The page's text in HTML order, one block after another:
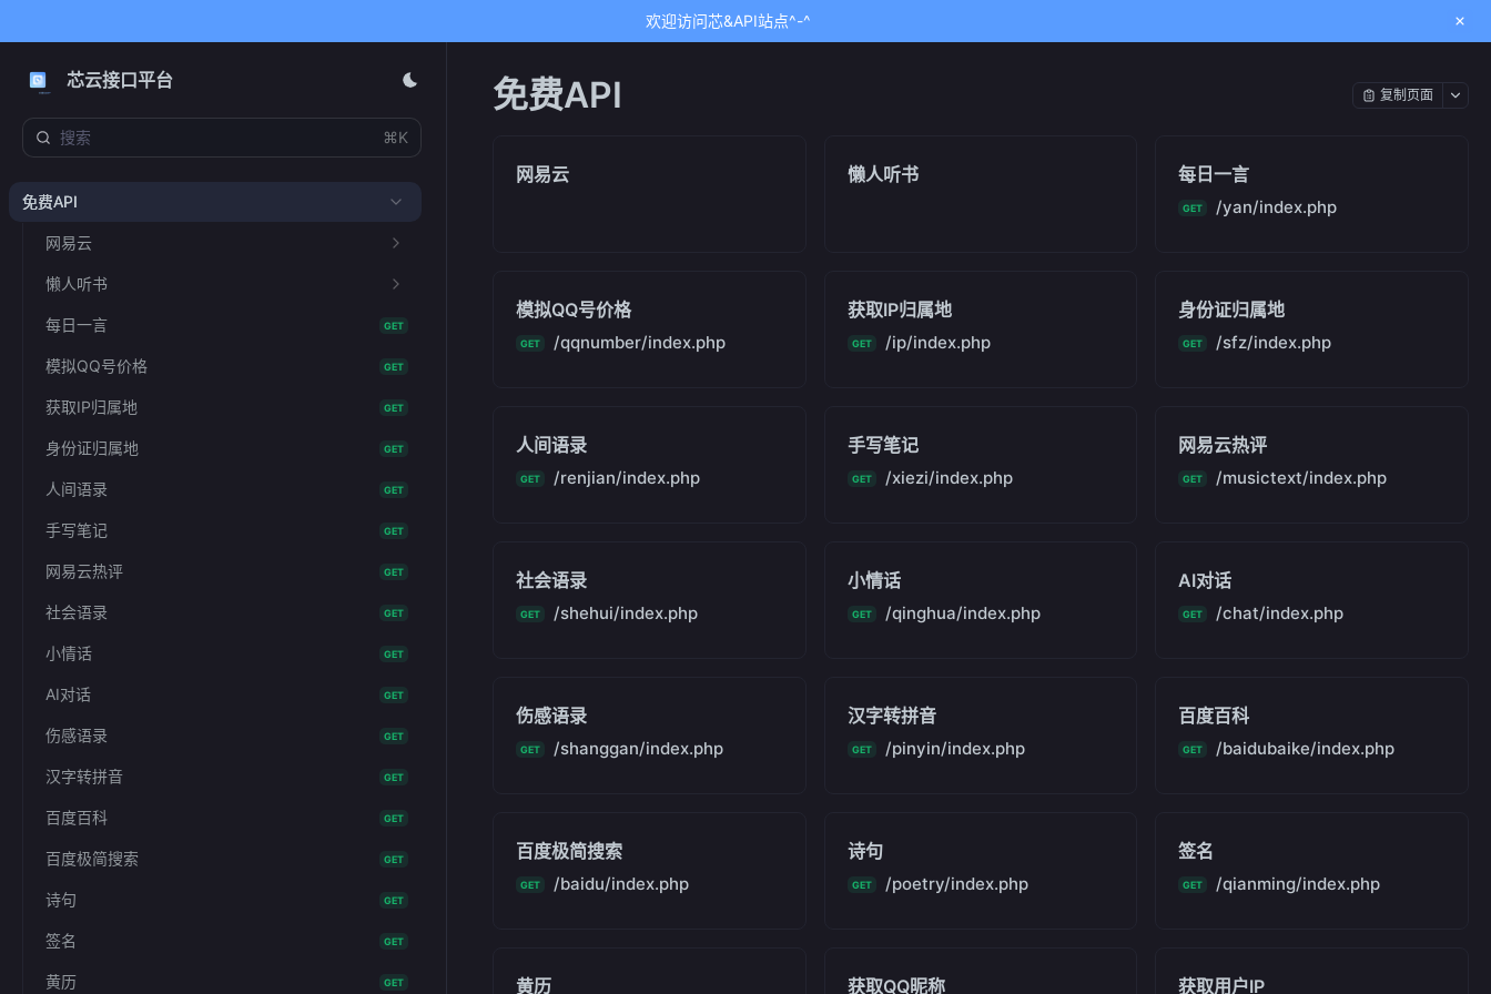
欢迎访问芯&API站点^-^
芯云接口平台
⌘K
免费API
网易云
懒人听书
每日一言 GET
模拟QQ号价格 GET
获取IP归属地 GET
身份证归属地 GET
人间语录 GET
手写笔记 GET
网易云热评 GET
社会语录 GET
小情话 GET
AI对话 GET
伤感语录 GET
汉字转拼音 GET
百度百科 GET
百度极简搜索 GET
诗句 GET
签名 GET
黄历 GET
免费API 复制页面
网易云 懒人听书 每日一言
GET /yan/index.php
模拟QQ号价格
GET /qqnumber/index.php
获取IP归属地
GET /ip/index.php
身份证归属地
GET /sfz/index.php
人间语录
GET /renjian/index.php
手写笔记
GET /xiezi/index.php
网易云热评
GET /musictext/index.php
社会语录
GET /shehui/index.php
小情话
GET /qinghua/index.php
AI对话
GET /chat/index.php
伤感语录
GET /shanggan/index.php
汉字转拼音
GET /pinyin/index.php
百度百科
GET /baidubaike/index.php
百度极简搜索
GET /baidu/index.php
诗句
GET /poetry/index.php
签名
GET /qianming/index.php
黄历 获取QQ昵称 获取用户IP